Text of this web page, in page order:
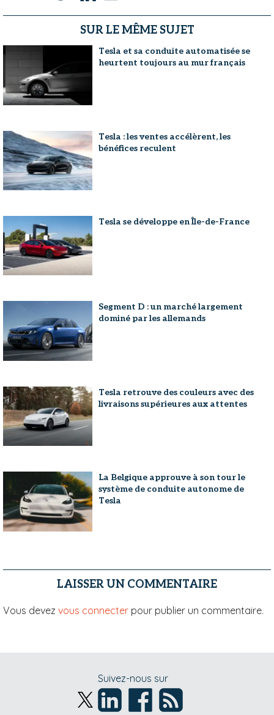
SUR LE MÊME SUJET
Tesla et sa conduite automatisée se
heurtent toujours au mur français
Tesla : les ventes accélèrent, les
bénéfices reculent
Tesla se développe en Île-de-France
Segment D : un marché largement
dominé par les allemands
Tesla retrouve des couleurs avec des
livraisons supérieures aux attentes
La Belgique approuve à son tour le
système de conduite autonome de
Tesla
LAISSER UN COMMENTAIRE
Vous devez vous connecter pour publier un commentaire.
Suivez-nous sur